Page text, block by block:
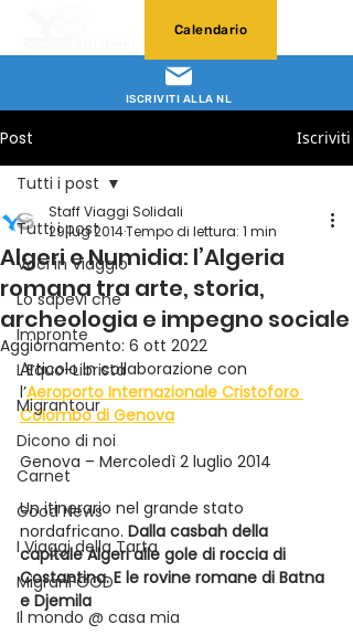
ISCRIVITI ALLA NL
Calendario
Post Iscriviti
Tutti i post
Voci in Viaggio
Lo sapevi che
Impronte
L'Equo-Librista
Migrantour
Dicono di noi
Carnet
Good News
I Viaggi della Tarta
MigranFOOD
Il mondo @ casa mia
Tutti i post
Algeri e Numidia: l’Algeria
romana tra arte, storia,
archeologia e impegno sociale
Staff Viaggi Solidali
29 lug 2014Tempo di lettura: 1 min
Aggiornamento: 6 ott 2022
Articolo in collaborazione con
l’Aeroporto Internazionale Cristoforo
Colombo di Genova
Genova – Mercoledì 2 luglio 2014
Un itinerario nel grande stato
nordafricano. Dalla casbah della
capitale Algeri alle gole di roccia di
Costantina. E le rovine romane di Batna
e Djemila